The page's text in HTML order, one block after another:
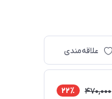
علاقه‌مندی
470,000 22٪